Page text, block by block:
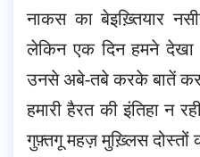
नाकस का बेइख़्तियार
लेकिन एक दिन हमने देखा
उनसे अबे-तबे करके बातें कर
हमारी हैरत की इंतिहा न
गुफ़्तगू महज़ मुख़्लिस दोस्तों